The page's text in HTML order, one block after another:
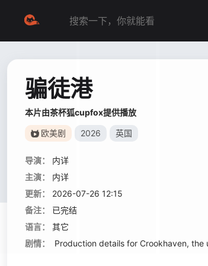
骗徒港
本片由茶杯狐cupfox提供播放
欧美剧 2026 英国
导演：
内详
主演：
内详
更新：
2026-07-26 12:15
备注：
已完结
语言：
其它
剧情：
Production details for Crookhaven, the